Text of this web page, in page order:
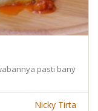
pasti banyak,
Nicky Tirta